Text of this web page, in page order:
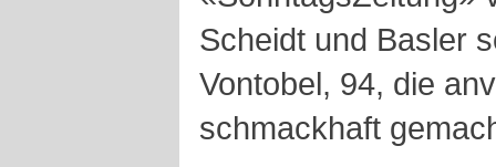
Scheidt und Basler
Vontobel, 94, die
schmackhaft